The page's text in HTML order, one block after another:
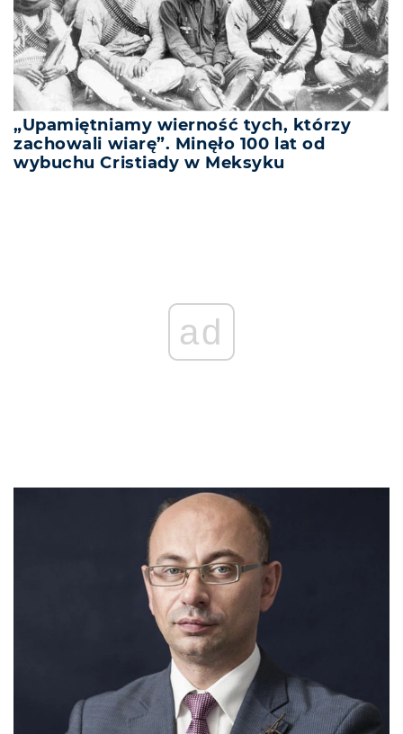
„Upamiętniamy wierność tych, którzy
zachowali wiarę”. Minęło 100 lat od
wybuchu Cristiady w Meksyku
ad